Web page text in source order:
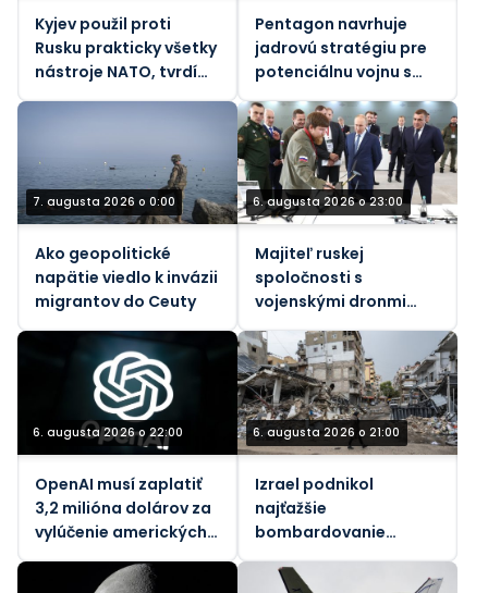
Kyjev použil proti
Rusku prakticky všetky
nástroje NATO, tvrdí
Pentagon navrhuje
jadrovú stratégiu pre
potenciálnu vojnu s
7. augusta 2026 o 0:00
Ako geopolitické
napätie viedlo k invázii
migrantov do Ceuty
6. augusta 2026 o 23:00
Majiteľ ruskej
spoločnosti s
vojenskými dronmi
zranený pri výbuchu
bomby v aute
6. augusta 2026 o 22:00
OpenAI musí zaplatiť
3,2 milióna dolárov za
vylúčenie amerických
pracovníkov
6. augusta 2026 o 21:00
Izrael podnikol
najťažšie
bombardovanie
Libanonu od júnového
prímeria (VIDEÁ)